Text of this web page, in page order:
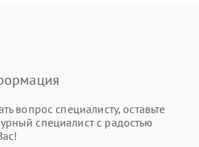
вопрос специалисту, оставьте
специалист с радостью